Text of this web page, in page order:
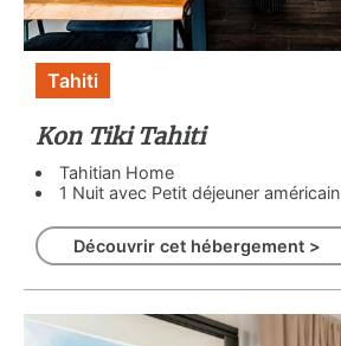
Tahiti
Kon Tiki Tahiti
Tahitian Home
1 Nuit avec Petit déjeuner américain
Découvrir cet hébergement >